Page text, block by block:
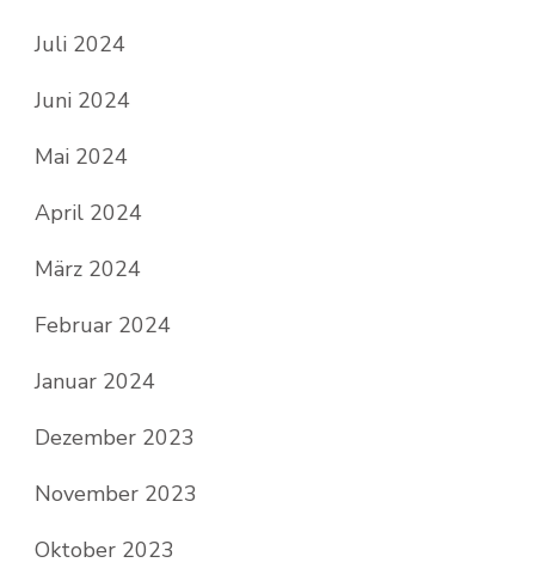
Juli 2024
Juni 2024
Mai 2024
April 2024
März 2024
Februar 2024
Januar 2024
Dezember 2023
November 2023
Oktober 2023